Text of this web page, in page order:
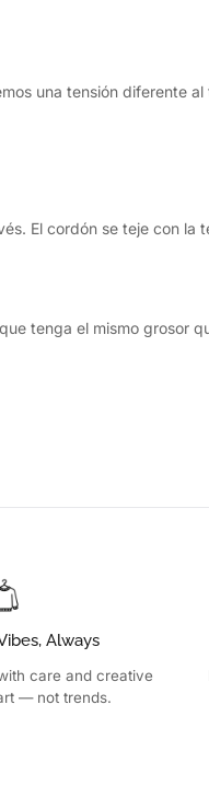
una tensión diferente
El cordón se teje con
tenga el mismo grosor
Always
care and creative
— not trends.